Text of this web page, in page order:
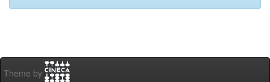
Theme by